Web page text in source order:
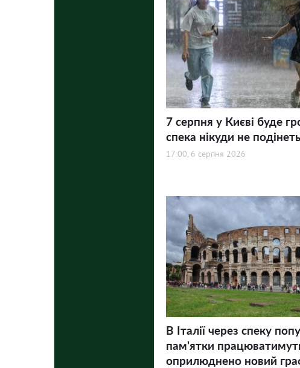
7 серпня у Києві буде
спека нікуди не
17:00, 6 серпня 2026
В Італії через спеку
пам'ятки
оприлюднено новий